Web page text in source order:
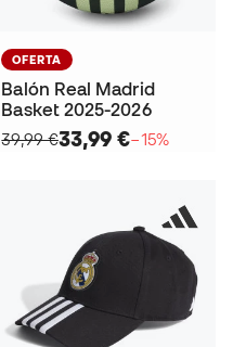
OFERTA
Balón Real Madrid
Basket 2025-2026
39,99 €33,99 €−15%